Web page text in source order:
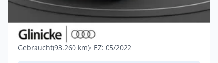
Audi S4 Avant 3.0 TDI qu. AHK Matrix LM
19" B&O Navi
Diesel •Automatik •341 PS (251 kW)
Gebraucht(93.260 km)• EZ: 05/2022